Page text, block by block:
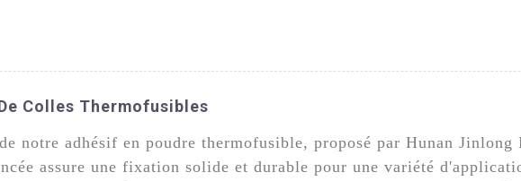
Colles Thermofusibles
notre adhésif en poudre thermofusible, proposé par Hunan Jinlong
assure une fixation solide et durable pour une variété